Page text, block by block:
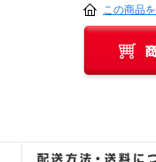
この商品